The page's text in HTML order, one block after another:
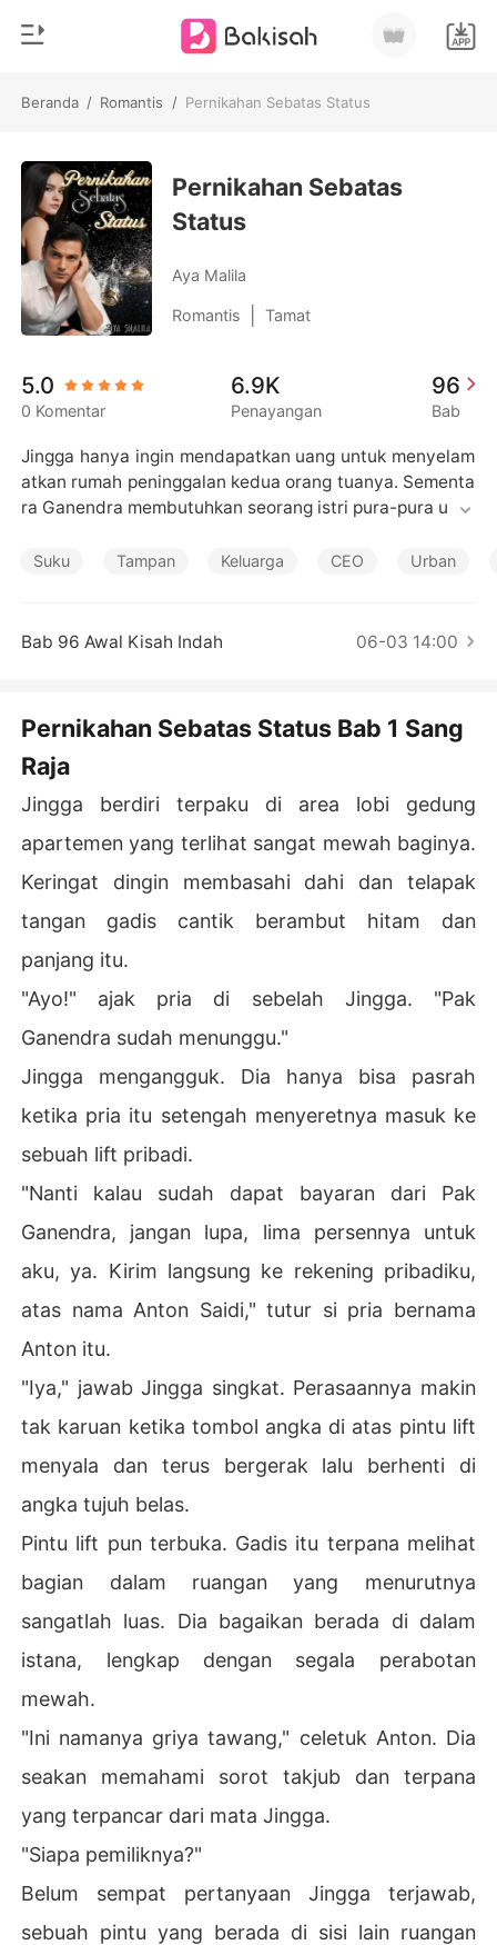
Beranda / Romantis / Pernikahan Sebatas Status
Pengisian Ulang
Riwayat Membaca
Keluar
Unduh Aplikasi
Genre
Modern
Romantis
Cerita pendek
Likantrof
Cerita Pilihan
Pernikahan Sebatas
Status
Aya Malila
Romantis Tamat
5.0
0 Komentar
6.9K
Penayangan
96
Bab
Jingga hanya ingin mendapatkan uang untuk menyelam
atkan rumah peninggalan kedua orang tuanya. Sementa
ra Ganendra membutuhkan seorang istri pura-pura untu
ntut harta darinya. Namun, tak ada yang menyangka jik
Suku Tampan Keluarga CEO Urban
Bab 96 Awal Kisah Indah 06-03 14:00
Pernikahan Sebatas Status Bab 1 Sang
Raja
Jingga berdiri terpaku di area lobi gedung
apartemen yang terlihat sangat mewah baginya.
Keringat dingin membasahi dahi dan telapak
tangan gadis cantik berambut hitam dan
panjang itu.
"Ayo!" ajak pria di sebelah Jingga. "Pak
Ganendra sudah menunggu."
Jingga mengangguk. Dia hanya bisa pasrah
ketika pria itu setengah menyeretnya masuk ke
sebuah lift pribadi.
"Nanti kalau sudah dapat bayaran dari Pak
Ganendra, jangan lupa, lima persennya untuk
aku, ya. Kirim langsung ke rekening pribadiku,
atas nama Anton Saidi," tutur si pria bernama
Anton itu.
"Iya," jawab Jingga singkat. Perasaannya makin
tak karuan ketika tombol angka di atas pintu lift
menyala dan terus bergerak lalu berhenti di
angka tujuh belas.
Pintu lift pun terbuka. Gadis itu terpana melihat
bagian dalam ruangan yang menurutnya
sangatlah luas. Dia bagaikan berada di dalam
istana, lengkap dengan segala perabotan
mewah.
"Ini namanya griya tawang," celetuk Anton. Dia
seakan memahami sorot takjub dan terpana
yang terpancar dari mata Jingga.
"Siapa pemiliknya?"
Belum sempat pertanyaan Jingga terjawab,
sebuah pintu yang berada di sisi lain ruangan